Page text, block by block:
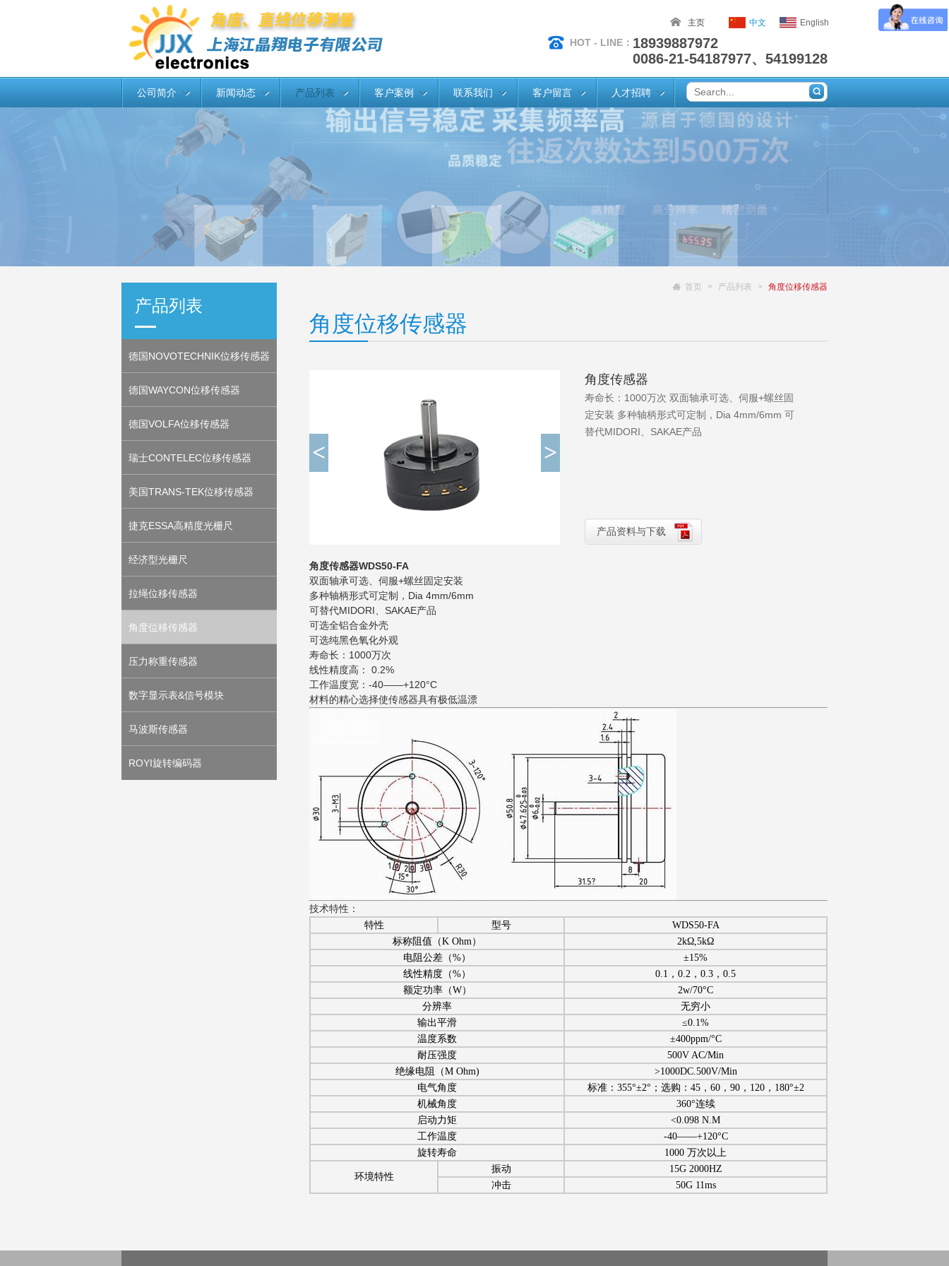
中文 English
主页
HOT - LINE： 18939887972
0086-21-54187977、54199128
公司简介 新闻动态 产品列表 客户案例 联系我们 客户留言 人才招聘
产品列表
德国NOVOTECHNIK位移传感器
德国WAYCON位移传感器
德国VOLFA位移传感器
瑞士CONTELEC位移传感器
美国TRANS-TEK位移传感器
捷克ESSA高精度光栅尺
经济型光栅尺
拉绳位移传感器
角度位移传感器
压力称重传感器
数字显示表&信号模块
马波斯传感器
ROYI旋转编码器
首页 产品列表 角度位移传感器
角度位移传感器
< >
角度传感器
寿命长：1000万次 双面轴承可选、伺服+螺丝固
定安装 多种轴柄形式可定制，Dia 4mm/6mm 可
替代MIDORI、SAKAE产品
产品资料与下载
角度传感器WDS50-FA
双面轴承可选、伺服+螺丝固定安装
多种轴柄形式可定制，Dia 4mm/6mm
可替代MIDORI、SAKAE产品
可选全铝合金外壳
可选纯黑色氧化外观
寿命长：1000万次
线性精度高： 0.2%
工作温度宽：-40——+120°C
材料的精心选择使传感器具有极低温漂
技术特性：
特性 型号
WDS50-FA
标称阻值（K Ohm）
2kΩ,5kΩ
电阻公差（%）
±15%
线性精度（%）
0.1，0.2，0.3，0.5
额定功率（W）
2w/70°C
分辨率
无穷小
输出平滑
≤0.1%
温度系数
±400ppm/°C
耐压强度
500V AC/Min
绝缘电阻（M Ohm)
>1000DC.500V/Min
电气角度
标准：355°±2°；选购：45，60，90，120，180°±2
机械角度
360°连续
启动力矩
<0.098 N.M
工作温度
-40——+120°C
旋转寿命
1000 万次以上
环境特性
振动
15G 2000HZ
冲击
50G 11ms